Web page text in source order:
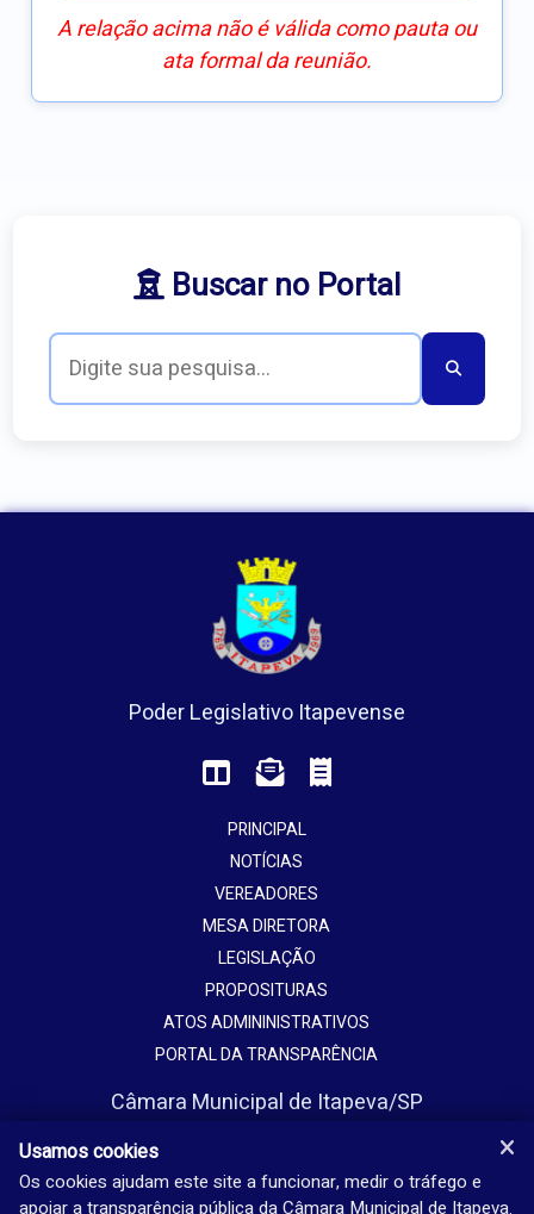
A relação acima não é válida como pauta ou
ata formal da reunião.
Buscar no Portal
Poder Legislativo Itapevense
PRINCIPAL
NOTÍCIAS
VEREADORES
MESA DIRETORA
LEGISLAÇÃO
PROPOSITURAS
ATOS ADMININISTRATIVOS
PORTAL DA TRANSPARÊNCIA
Câmara Municipal de Itapeva/SP
Jardim Europa - Itapeva - SP - Brasil
Usamos cookies
Os cookies ajudam este site a funcionar, medir o tráfego e
apoiar a transparência pública da Câmara Municipal de Itapeva.